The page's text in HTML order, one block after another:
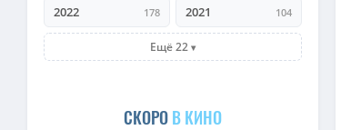
2022 178 2021 104
Ещё 22
СКОРОВ КИНО